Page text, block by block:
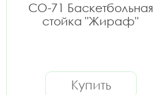
СО-71 Баскетбольная
стойка "Жираф"
Купить